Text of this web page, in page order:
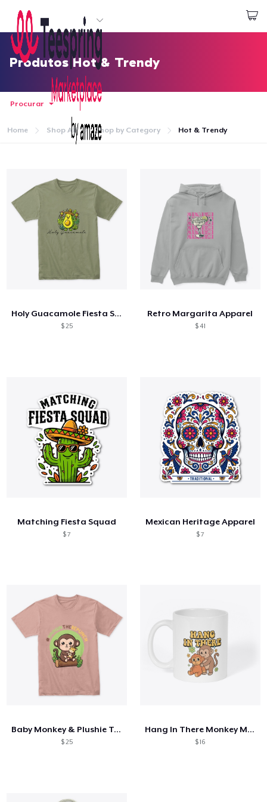
Comece a Criar
Login
Rastreie o seu pedido
Crie e venda
Como funciona
Produtos Hot & Trendy
Procurar
Home Shop All Shop by Category Hot & Trendy
Holy Guacamole Fiesta Shirt
$ 25
Retro Margarita Apparel
$ 41
Matching Fiesta Squad
$ 7
Mexican Heritage Apparel
$ 7
Baby Monkey & Plushie Tee
$ 25
Hang In There Monkey Mug
$ 16